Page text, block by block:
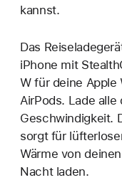
kannst.
Das
iPhone mit
W für deine Apple
AirPods. Lade
Geschwindigkeit.
sorgt für
Wärme von
Nacht laden.